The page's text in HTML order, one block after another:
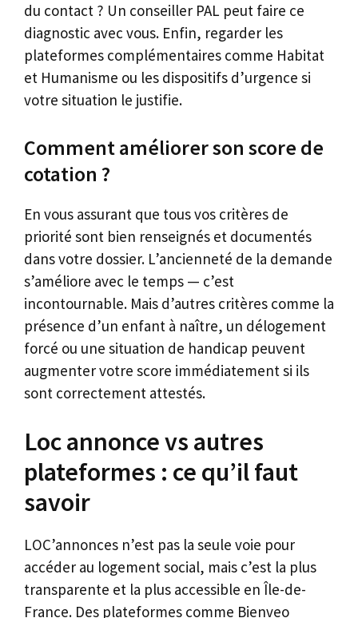
du contact ? Un conseiller PAL peut faire ce
diagnostic avec vous. Enfin, regarder les
plateformes complémentaires comme Habitat
et Humanisme ou les dispositifs d’urgence si
votre situation le justifie.
Comment améliorer son score de
cotation ?
En vous assurant que tous vos critères de
priorité sont bien renseignés et documentés
dans votre dossier. L’ancienneté de la demande
s’améliore avec le temps — c’est
incontournable. Mais d’autres critères comme la
présence d’un enfant à naître, un délogement
forcé ou une situation de handicap peuvent
augmenter votre score immédiatement si ils
sont correctement attestés.
Loc annonce vs autres
plateformes : ce qu’il faut
savoir
LOC’annonces n’est pas la seule voie pour
accéder au logement social, mais c’est la plus
transparente et la plus accessible en Île-de-
France. Des plateformes comme Bienveo